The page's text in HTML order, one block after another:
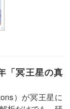
「冥王星の真
）が冥王星に